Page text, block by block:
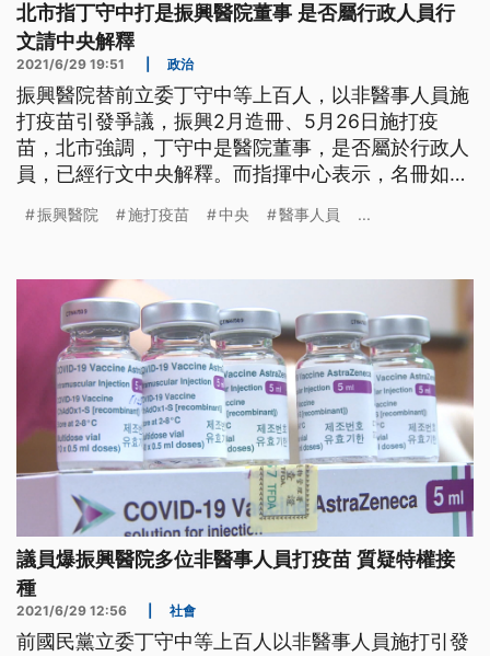
北市指丁守中打是振興醫院董事 是否屬行政人員行
文請中央解釋
2021/6/29 19:51 政治
振興醫院替前立委丁守中等上百人，以非醫事人員施
打疫苗引發爭議，振興2月造冊、5月26日施打疫
苗，北市強調，丁守中是醫院董事，是否屬於行政人
員，已經行文中央解釋。而指揮中心表示，名冊如有
醫院替前立委丁守中等上百人，以非醫事人員施打疫
造冊時，以丁守中是醫院董事，屬於非醫事人員，上
傳到全國性預防接種資訊管理系統，
振興醫院 施打疫苗 中央 醫事人員 ...
議員爆振興醫院多位非醫事人員打疫苗 質疑特權接
種
2021/6/29 12:56 社會
前國民黨立委丁守中等上百人以非醫事人員施打引發